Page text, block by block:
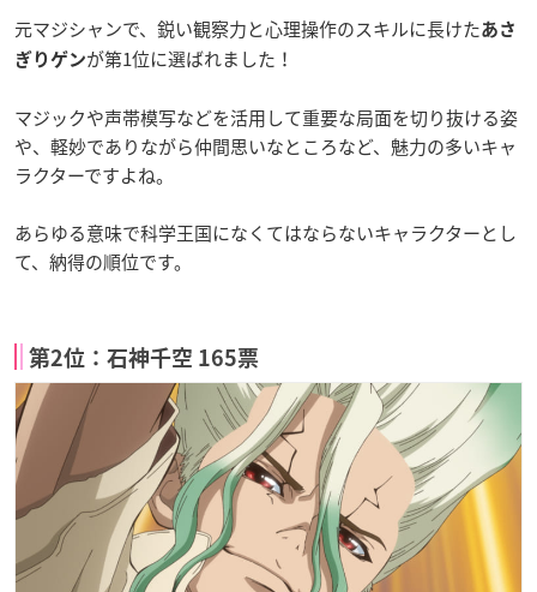
元マジシャンで、鋭い観察力と心理操作のスキルに長けたあさ
ぎりゲンが第1位に選ばれました！
マジックや声帯模写などを活用して重要な局面を切り抜ける姿
や、軽妙でありながら仲間思いなところなど、魅力の多いキャ
ラクターですよね。
あらゆる意味で科学王国になくてはならないキャラクターとし
て、納得の順位です。
第2位：石神千空 165票